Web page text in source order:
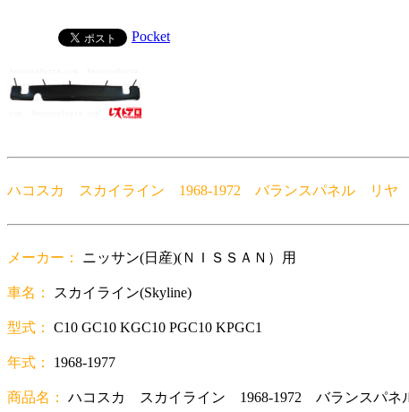
Pocket
ハコスカ スカイライン 1968-1972 バランスパネル リヤ
メーカー： ニッサン(日産)(ＮＩＳＳＡＮ）用
車名： スカイライン(Skyline)
型式： C10 GC10 KGC10 PGC10 KPGC1
年式： 1968-1977
商品名： ハコスカ スカイライン 1968-1972 バランスパ